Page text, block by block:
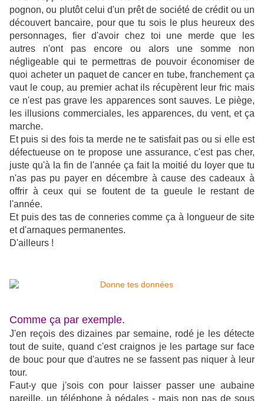
pognon, ou plutôt celui d'un prêt de société de crédit ou un
découvert bancaire, pour que tu sois le plus heureux des
personnages, fier d'avoir chez toi une merde que les
autres n'ont pas encore ou alors une somme non
négligeable qui te permettras de pouvoir économiser de
quoi acheter un paquet de cancer en tube, franchement ça
vaut le coup, au premier achat ils récupèrent leur fric mais
ce n'est pas grave les apparences sont sauves. Le piège,
les illusions commerciales, les apparences, du vent, et ça
marche.
Et puis si des fois ta merde ne te satisfait pas ou si elle est
défectueuse on te propose une assurance, c'est pas cher,
juste qu'à la fin de l'année ça fait la moitié du loyer que tu
n'as pas pu payer en décembre à cause des cadeaux à
offrir à ceux qui se foutent de ta gueule le restant de
l'année.
Et puis des tas de conneries comme ça à longueur de site
et d'arnaques permanentes.
D'ailleurs !
Comme ça par exemple.
J'en reçois des dizaines par semaine, rodé je les détecte
tout de suite, quand c'est craignos je les partage sur face
de bouc pour que d'autres ne se fassent pas niquer à leur
tour.
Faut-y que j'sois con pour laisser passer une aubaine
pareille, un téléphone à pédales - mais non pas de sous